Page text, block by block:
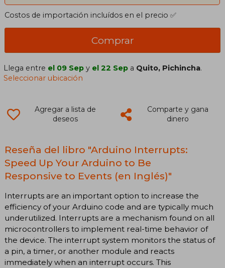
Costos de importación incluídos en el precio ✅
Comprar
Llega entre el 09 Sep y el 22 Sep a Quito, Pichincha.
Seleccionar ubicación
Agregar a lista de
deseos
Comparte y gana
dinero
Reseña del libro "Arduino Interrupts:
Speed Up Your Arduino to Be
Responsive to Events (en Inglés)"
Interrupts are an important option to increase the
efficiency of your Arduino code and are typically much
underutilized. Interrupts are a mechanism found on all
microcontrollers to implement real-time behavior of
the device. The interrupt system monitors the status of
a pin, a timer, or another module and reacts
immediately when an interrupt occurs. This